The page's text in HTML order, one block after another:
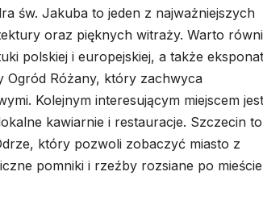
św. Jakuba to jeden z najważniejszych
oraz pięknych witraży. Warto
polskiej i europejskiej, a także
Ogród Różany, który zachwyca
Kolejnym interesującym miejscem jest
kawiarnie i restauracje. Szczecin to
który pozwoli zobaczyć miasto z
pomniki i rzeźby rozsiane po